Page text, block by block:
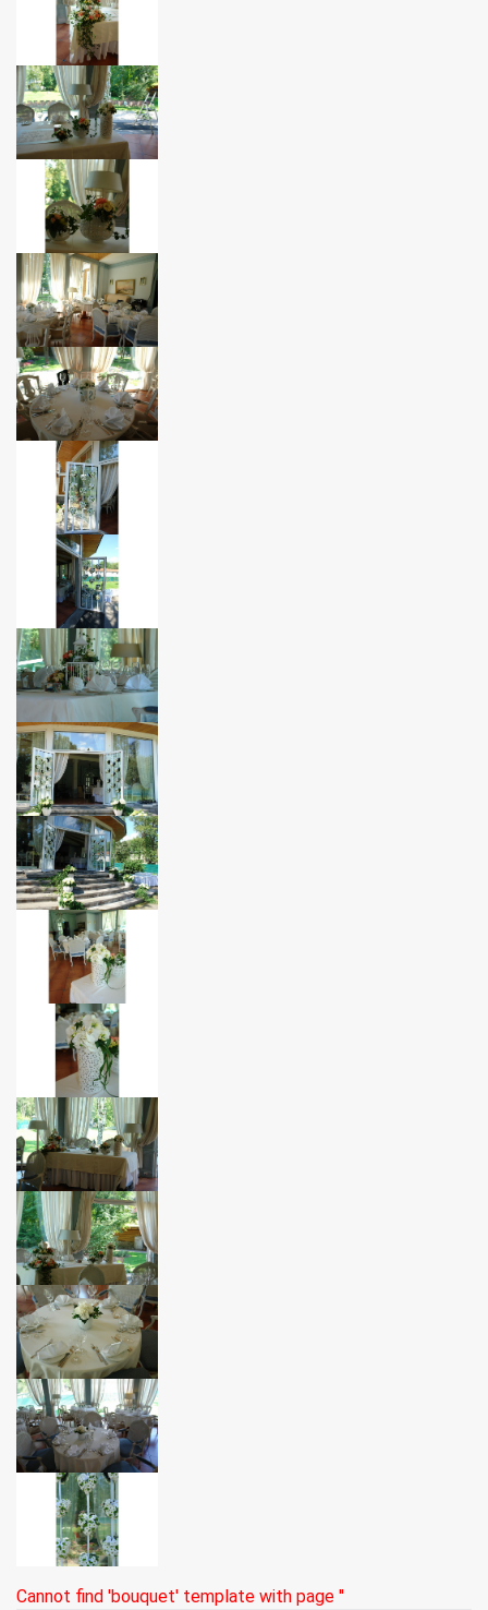
Cannot find 'bouquet' template with page ''